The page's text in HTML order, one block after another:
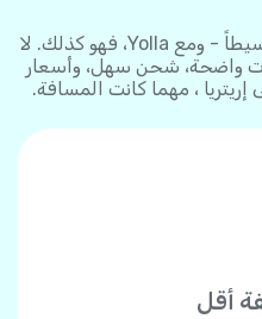
البقاء على اتصال يجب أن يكون بسيطاً - ومع Yolla، فهو كذلك. لا
واضحة، شحن سهل، وأسعار
إريتريا ، مهما كانت المسافة.
أقل